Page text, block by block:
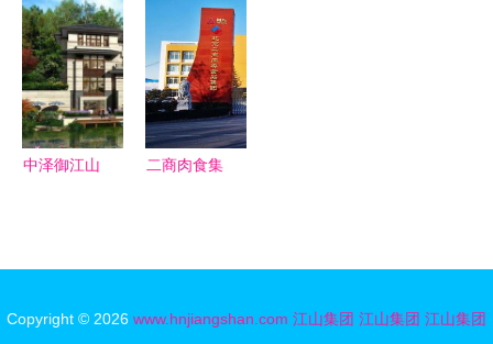
心间——江
山重工集团
上演火灾应
急救援实景
演练
手笔如何重
塑江山瓮福
循环经济新
图景
中泽御江山
二商肉食集
基石
Copyright © 2026 www.hnjiangshan.com 江山集团 江山集团 江山集团